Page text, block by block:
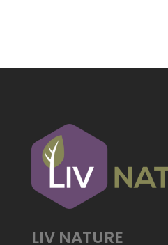
LIV NATURE